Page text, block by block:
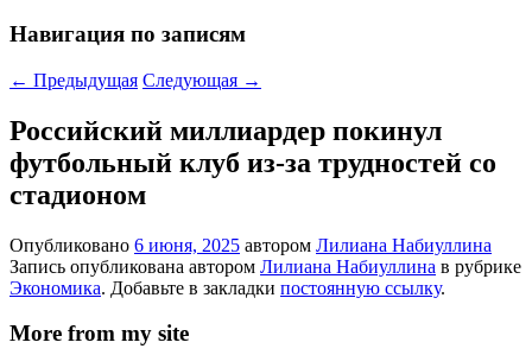
Навигация по записям
← Предыдущая Следующая →
Российский миллиардер покинул
футбольный клуб из-за трудностей со
стадионом
Опубликовано 6 июня, 2025 автором Лилиана Набиуллина
Запись опубликована автором Лилиана Набиуллина в рубрике
Экономика. Добавьте в закладки постоянную ссылку.
More from my site